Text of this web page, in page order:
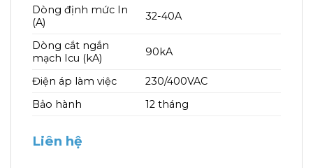
Dòng định mức In
(A)
32-40A
Dòng cắt ngắn
mạch Icu (kA)
90kA
Điện áp làm việc
230/400VAC
Bảo hành
12 tháng
Liên hệ